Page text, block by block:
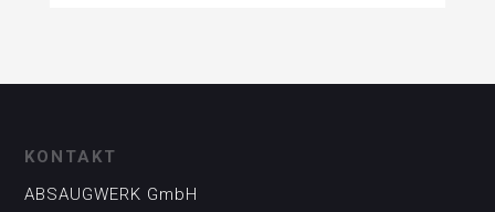
KONTAKT
ABSAUGWERK GmbH